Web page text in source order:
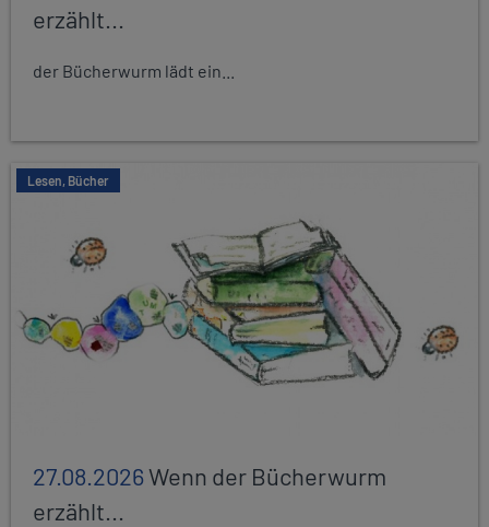
erzählt...
der Bücherwurm lädt ein...
Lesen, Bücher
27.08.2026Wenn der Bücherwurm
erzählt...